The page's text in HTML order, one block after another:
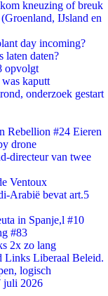
kneuzing of breuk
IJsland en
day incoming?
laten daten?
opvolgt
kaputt
onderzoek gestart
Rebellion #24 Eieren
drone
directeur van twee
Ventoux
Arabië bevat art.5
in Spanje,l #10
#83
2x zo lang
Links Liberaal Beleid.
logisch
juli 2026